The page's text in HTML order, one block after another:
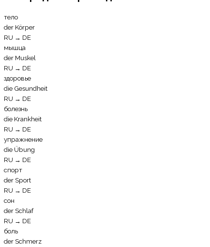
тело
der Körper
RU → DE
мышца
der Muskel
RU → DE
здоровье
die Gesundheit
RU → DE
болезнь
die Krankheit
RU → DE
упражнение
die Übung
RU → DE
спорт
der Sport
RU → DE
сон
der Schlaf
RU → DE
боль
der Schmerz